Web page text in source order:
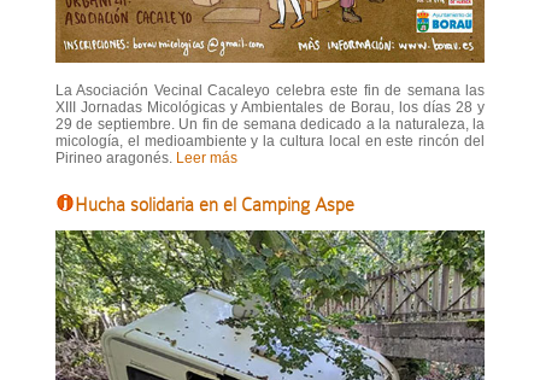
La Asociación Vecinal Cacaleyo celebra este fin de semana las
XIII Jornadas Micológicas y Ambientales de Borau, los días 28 y
29 de septiembre. Un fin de semana dedicado a la naturaleza, la
micología, el medioambiente y la cultura local en este rincón del
Pirineo aragonés. Leer más
Hucha solidaria en el Camping Aspe